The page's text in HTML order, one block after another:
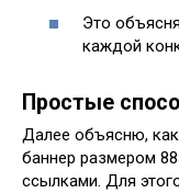
Это
каждой
Простые
Далее объясню,
баннер размером
ссылками. Для